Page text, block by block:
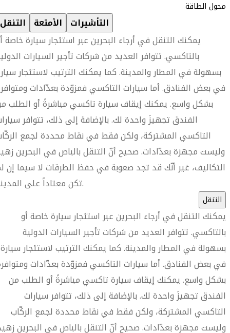
محول الطاقة
التنقل الأمتعة التأشيرات
يمكنك التنقل في أرجاء البحرين عبر استئجار سيارة خاصة
بالتاكسي. تتوافر العديد من شركات تأجير السيارات
بسهولة في المطار والمدينة. كما يمكنك الترتيب لاستئجار
في بعض الفنادق. أما سيارات التاكسي فمزوّدة بعدّادات
بشكل واسع. يمكنك إيقاف سيارة تاكسي مباشرةً أو الطلب
الفندق تجهيزَ واحدة لك. بالإضافة إلى ذلك، تتوافر
التاكسي المشتركة، ولكن فقط في نقاط محددة لجمع
وليست مجهزة بعدّادات. صحيح أنّ التنقل بالباص في البحرين
التكاليف، غير أنّك قد تجد صعوبة في حفظ الطرقات لا سيما إن
تكن معتاداً على المدينة.
التنقل
يمكنك التنقل في أرجاء البحرين عبر استئجار سيارة خاصة أو
بالتاكسي. تتوافر العديد من شركات تأجير السيارات الدولية
بسهولة في المطار والمدينة. كما يمكنك الترتيب لاستئجار سيارة
في بعض الفنادق. أما سيارات التاكسي فمزوّدة بعدّادات
بشكل واسع. يمكنك إيقاف سيارة تاكسي مباشرةً أو الطلب من
الفندق تجهيزَ واحدة لك. بالإضافة إلى ذلك، تتوافر سيارات
التاكسي المشتركة، ولكن فقط في نقاط محددة لجمع الركّاب
وليست مجهزة بعدّادات. صحيح أنّ التنقل بالباص في البحرين